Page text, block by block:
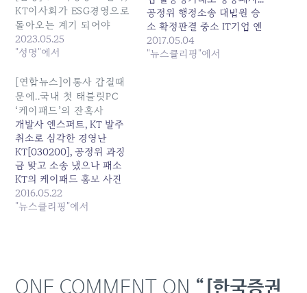
KT이사회가 ESG경영으로
돌아오는 계기 되어야
2023.05.25
"성명"에서
공정위 행정소송 대법원 승
소 확정판결 중소 IT기업 엔
스퍼트가 부당발주 취소 불
공정거래 불법행위에 대한
2017.05.04
"뉴스클리핑"에서
[연합뉴스]이통사 갑질때
문에..국내 첫 태블릿PC
‘케이패드’의 잔혹사
개발사 엔스퍼트, KT 발주
취소로 심각한 경영난
KT[030200], 공정위 과징
금 맞고 소송 냈으나 패소
KT의 케이패드 홍보 사진
[연합뉴스 자료사진]개발사
엔스퍼트, KT 발주 취소로
단말기 지원금을 전액 부담
2016.05.22
"뉴스클리핑"에서
ONE COMMENT ON “[한국증권